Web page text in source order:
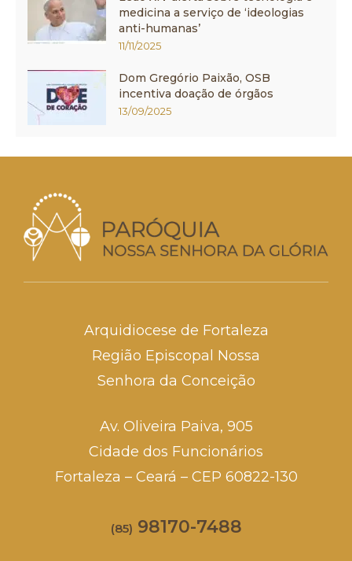
medicina a serviço de ‘ideologias
anti-humanas’
11/11/2025
Dom Gregório Paixão, OSB
incentiva doação de órgãos
13/09/2025
Arquidiocese de Fortaleza
Região Episcopal Nossa
Senhora da Conceição
Av. Oliveira Paiva, 905
Cidade dos Funcionários
Fortaleza – Ceará – CEP 60822-130
(85) 98170-7488